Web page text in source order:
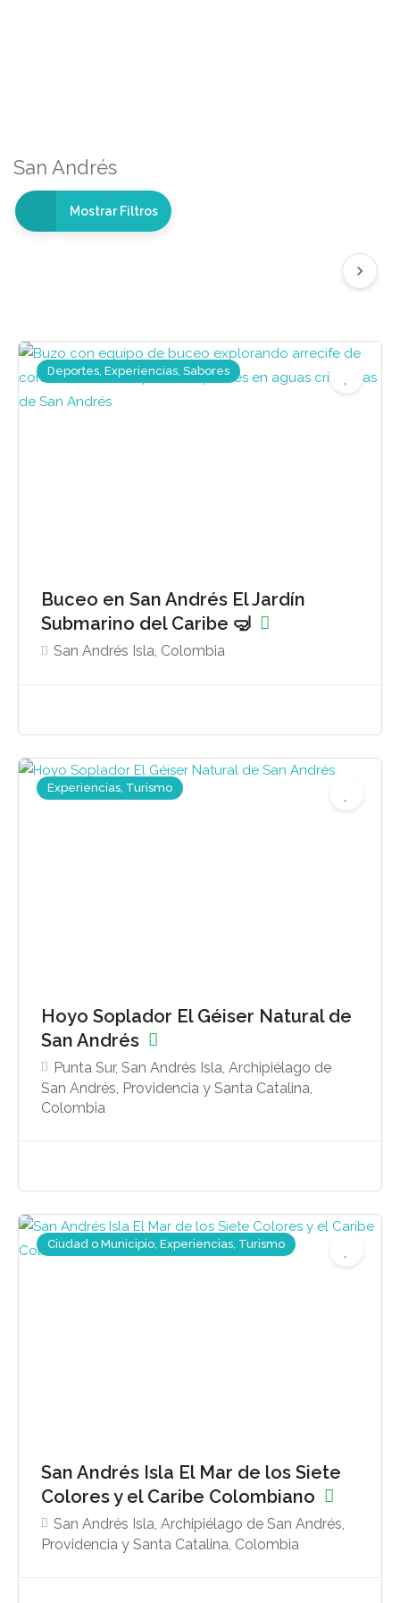
San Andrés
Mostrar Filtros
Deportes, Experiencias, Sabores
Buceo en San Andrés El Jardín
Submarino del Caribe 🤿
San Andrés Isla, Colombia
Experiencias, Turismo
Hoyo Soplador El Géiser Natural de
San Andrés
Punta Sur, San Andrés Isla, Archipiélago de
San Andrés, Providencia y Santa Catalina,
Colombia
Ciudad o Municipio, Experiencias, Turismo
San Andrés Isla El Mar de los Siete
Colores y el Caribe Colombiano
San Andrés Isla, Archipiélago de San Andrés,
Providencia y Santa Catalina, Colombia